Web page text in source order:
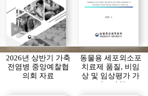
2026년 상반기 가축
전염병 중앙예찰협
의회 자료
동물용 세포외소포
치료제 품질, 비임
상 및 임상평가 가
이드라인